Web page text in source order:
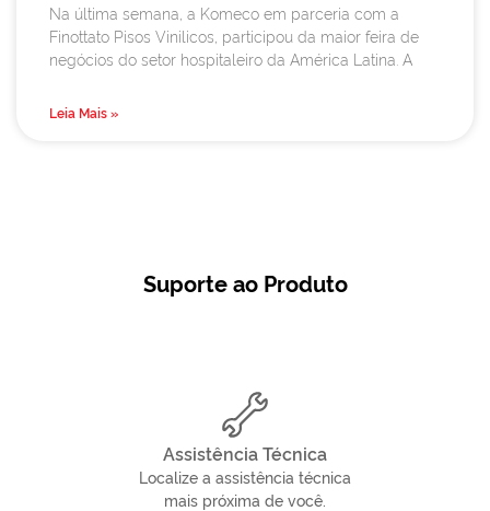
Na última semana, a Komeco em parceria com a
Finottato Pisos Vinilicos, participou da maior feira de
negócios do setor hospitaleiro da América Latina. A
Leia Mais »
Suporte ao Produto
Assistência Técnica
Localize a assistência técnica
mais próxima de você.